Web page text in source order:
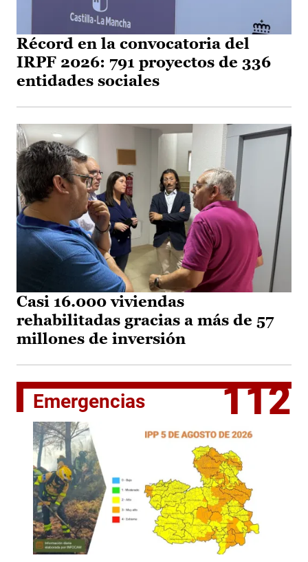
Récord en la convocatoria del
IRPF 2026: 791 proyectos de 336
entidades sociales
Casi 16.000 viviendas
rehabilitadas gracias a más de 57
millones de inversión
Emergencias 112